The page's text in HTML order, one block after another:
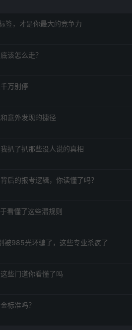
签，才是你最大的竞争力
该怎么走？
万别停
意外发现的捷径
扒了扒那些没人说的真相
后的报考逻辑，你读懂了吗？
看懂了这些潜规则
被985光环骗了，这些专业杀疯了
些门道你看懂了吗
标准吗？